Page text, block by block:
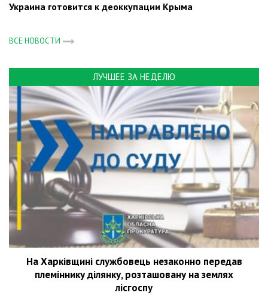
Украина готовится к деоккупации Крыма
ВСЕ НОВОСТИ
ЛУЧШЕЕ ЗА НЕДЕЛЮ
На Харківщині службовець незаконно передав
племіннику ділянку, розташовану на землях
лісгоспу